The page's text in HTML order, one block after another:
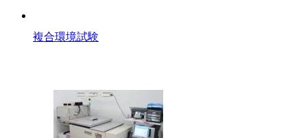
複合環境試験